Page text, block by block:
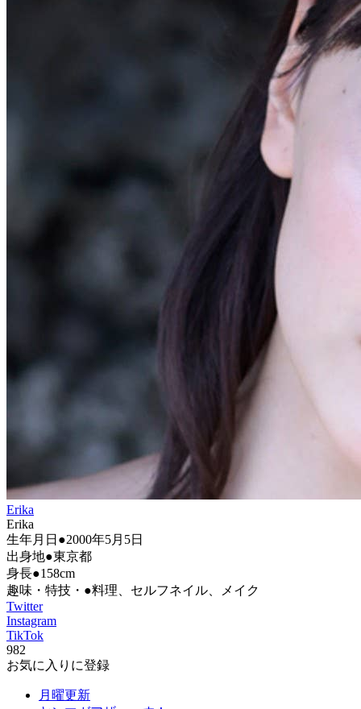
Erika
Erika
生年月日●2000年5月5日
出身地●東京都
身長●158cm
趣味・特技・●料理、セルフネイル、メイク
Twitter
Instagram
TikTok
982
お気に入りに登録
月曜更新